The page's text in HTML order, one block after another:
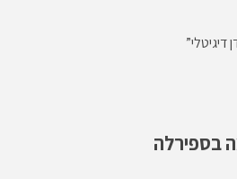
דיגיטלי”
בספירלה